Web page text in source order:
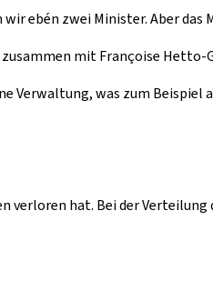
ebén zwei Minister. Aber
mit Françoise
Verwaltung, was zum Beispiel
verloren hat. Bei der